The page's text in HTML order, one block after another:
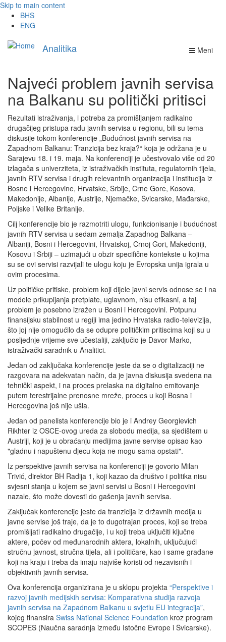
Skip to main content
BHS
ENG
Analitika Meni
Najveći problem javnih servisa
na Balkanu su politički pritisci
Rezultati istraživanja, i potreba za promišljanjem radikalno
drugačijeg pristupa radu javnih servisa u regionu, bili su tema
diskusije tokom konferencije „Budućnost javnih servisa na
Zapadnom Balkanu: Tranzicija bez kraja?“ koja je održana je u
Sarajevu 18. i 19. maja. Na konferenciji je učestvovalo više od 20
izlagača s univerziteta, iz istraživačkih instituta, regulatornih tijela,
javnih RTV servisa i drugih relevantnih organizacija i institucija iz
Bosne i Hercegovine, Hrvatske, Srbije, Crne Gore, Kosova,
Makedonije, Albanije, Austrije, Njemačke, Švicarske, Mađarske,
Poljske i Velike Britanije.
Cilj konferencije bio je razmotriti ulogu, funkcionisanje i budućnost
javnih RTV servisa u sedam zemalja Zapadnog Balkana –
Albaniji, Bosni i Hercegovini, Hrvatskoj, Crnoj Gori, Makedoniji,
Kosovu i Srbiji – uzimajući u obzir specifične kontekste u kojima
su se ovi servisi razvijali te ulogu koju je Evropska unija igrala u
ovim procesima.
Uz političke pritiske, problem koji dijele javni servis odnose se i na
modele prikupljanja pretplate, uglavnom, nisu efikasni, a taj
problem je posebno izražen u Bosni i Hercegovini. Potpunu
finansijsku stabilnost u regiji ima jedino Hrvatska radio-televizija,
što joj nije omogućilo da se odupre političkim pritiscima koji su u
posljednje vrijeme sve učestaliji, zaključio je Davor Marko,
istraživački saradnik u Analitici.
Jedan od zaključaka konferencije jeste da se o digitalizaciji ne
razgovara na adekvatan način, da je javna diskusija svedena na
tehnički aspekt, i na proces prelaska na digitalno emitovanje
putem terestrijalne prenosne mreže, proces u koji Bosna i
Hercegovina još nije ušla.
Jedan od panelista konferencije bio je i Andrey Georgievich
Rikhter iz OSCE-ovog ureda za slobodu medija, sa sjedištem u
Austriji, koji je u obraćanju medijima javne servise opisao kao
"gladnu i napuštenu djecu koja ne mogu sama opstati".
Iz perspektive javnih servisa na konferenciji je govorio Milan
Trivić, direktor BH Radija 1, koji kazao da društvo i politika nisu
svjesni stanja u kojem se javni servisi u Bosni i Hercegovini
nazale, što može dovesti do gašenja javnih servisa.
Zaključak konferencije jeste da tranzicija iz državnih medija u
javne servise još traje, da je to dugotrajan proces, koji se treba
promišljati radikalno drugačije, i u koji treba uključiti ključne
aktere, počev od međunarodnih aktera, lokalnih, uključujući
stručnu javnost, stručna tijela, ali i političare, kao i same građane
koji na kraju i treba da imaju najviše koristi od nezavisnih i
objektivnih javnih servisa.
Ova konferencija organizirana je u sklopu projekta “Perspektive i
razvoj javnih medijskih servisa: Komparativna studija razvoja
javnih servisa na Zapadnom Balkanu u svjetlu EU integracija”,
kojeg finansira Swiss National Science Foundation kroz program
SCOPES (Naučna saradnja između Istočne Evrope i Švicarske).